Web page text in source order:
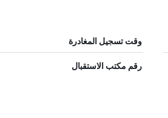
وقت تسجيل المغادرة
رقم مكتب الاستقبال